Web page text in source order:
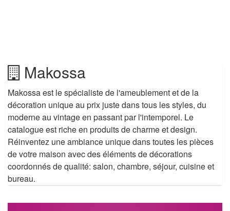
Makossa
Makossa est le spécialiste de l'ameublement et de la
décoration unique au prix juste dans tous les styles, du
moderne au vintage en passant par l'intemporel. Le
catalogue est riche en produits de charme et design.
Réinventez une ambiance unique dans toutes les pièces
de votre maison avec des éléments de décorations
coordonnés de qualité: salon, chambre, séjour, cuisine et
bureau.